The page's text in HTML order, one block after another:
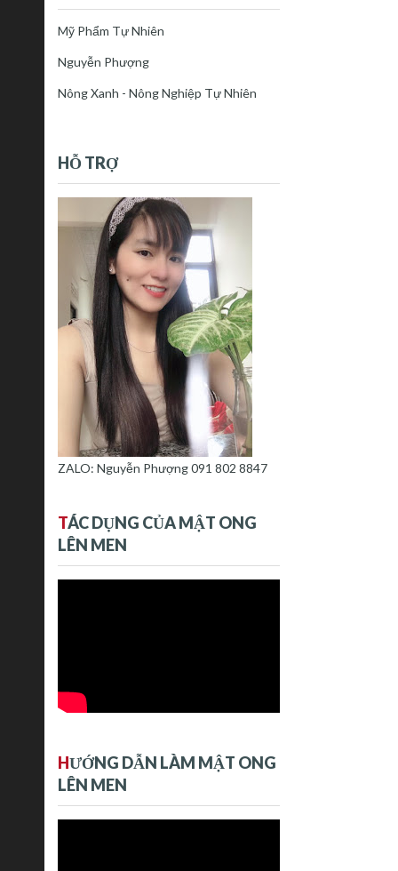
Mỹ Phẩm Tự Nhiên
Nguyễn Phượng
Nông Xanh - Nông Nghiệp Tự Nhiên
HỖ TRỢ
ZALO: Nguyễn Phượng 091 802 8847
TÁC DỤNG CỦA MẬT ONG
LÊN MEN
HƯỚNG DẪN LÀM MẬT ONG
LÊN MEN